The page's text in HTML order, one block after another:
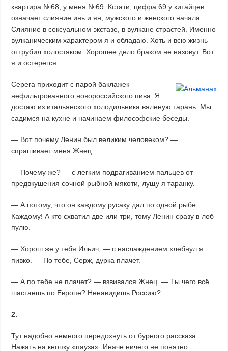
квартира №68, у меня №69. Кстати, цифра 69 у китайцев
означает слияние инь и ян, мужского и женского начала.
Слияние в сексуальном экстазе, в вулкане страстей. Именно
вулканическим характером я и обладаю. Хоть и всю жизнь
оттрубил холостяком. Хорошее дело браком не назовут. Вот
я и остерегся.
Серега приходит с парой баклажек
нефильтрованного новороссийского пива. Я
достаю из итальянского холодильника вяленую тарань. Мы
садимся на кухне и начинаем философские беседы.
— Вот почему Ленин был великим человеком? —
спрашивает меня Жнец.
— Почему же? — с легким подрагиванием пальцев от
предвкушения сочной рыбной мякоти, лущу я таранку.
— А потому, что он каждому русаку дал по одной рыбе.
Каждому! А кто схватил две или три, тому Ленин сразу в лоб
пулю.
— Хорош же у тебя Ильич, — с наслаждением хлебнул я
пивко. — По тебе, Серж, дурка плачет.
— А по тебе не плачет? — взвивался Жнец. — Ты чего всё
шастаешь по Европе? Ненавидишь Россию?
2.
Тут надобно немного передохнуть от бурного рассказа.
Нажать на кнопку «пауза». Иначе ничего не понятно.